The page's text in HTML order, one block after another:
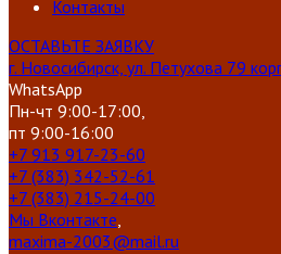
Контакты
ОСТАВЬТЕ ЗАЯВКУ
г. Новосибирск, ул. Петухова 79
WhatsApp
Пн-чт 9:00-17:00,
пт 9:00-16:00
+7 913 917-23-60
+7 (383) 342-52-61
+7 (383) 215-24-00
Мы Вконтакте,
maxima-2003@mail.ru